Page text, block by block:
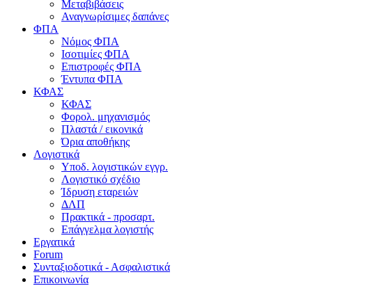
Μεταβιβάσεις
Αναγνωρίσιμες δαπάνες
ΦΠΑ
Νόμος ΦΠΑ
Ισοτιμίες ΦΠΑ
Επιστροφές ΦΠΑ
Έντυπα ΦΠΑ
ΚΦΑΣ
ΚΦΑΣ
Φορολ. μηχανισμός
Πλαστά / εικονικά
Όρια αποθήκης
Λογιστικά
Υποδ. λογιστικών εγγρ.
Λογιστικό σχέδιο
Ίδρυση εταρειών
ΔΛΠ
Πρακτικά - προσαρτ.
Επάγγελμα λογιστής
Εργατικά
Forum
Συνταξιοδοτικά - Ασφαλιστικά
Επικοινωνία